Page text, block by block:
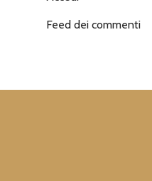
Feed dei commenti